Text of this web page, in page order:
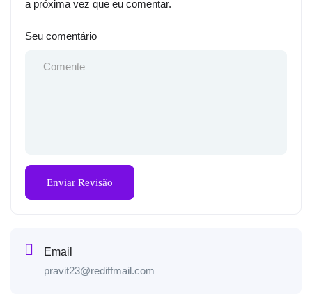
a próxima vez que eu comentar.
Seu comentário
Email
pravit23@rediffmail.com